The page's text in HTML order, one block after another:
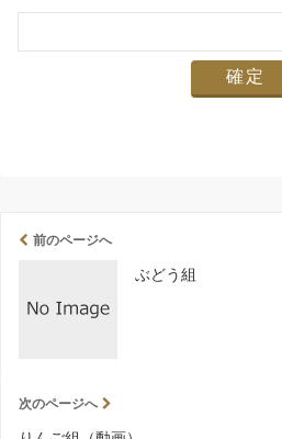
前のページへ
ぶどう組
次のページへ